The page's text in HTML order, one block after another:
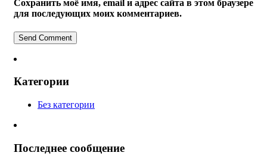
Сохранить моё имя, email и адрес сайта в этом браузере
для последующих моих комментариев.
Категории
Без категории
Последнее сообщение